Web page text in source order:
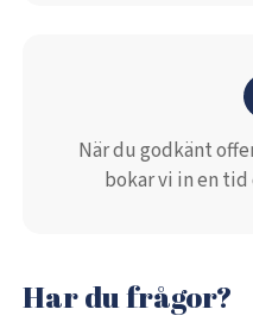
När du godkänt
bokar vi in en
Har du frågor?